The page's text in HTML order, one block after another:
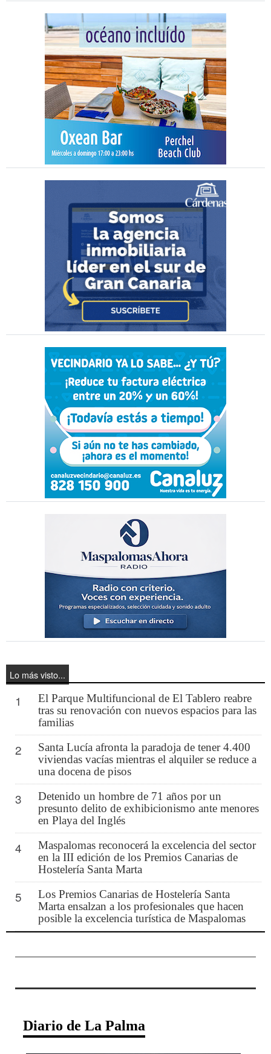
Lo más visto...
1
El Parque Multifuncional de El Tablero reabre
tras su renovación con nuevos espacios para las
familias
2
Santa Lucía afronta la paradoja de tener 4.400
viviendas vacías mientras el alquiler se reduce a
una docena de pisos
3
Detenido un hombre de 71 años por un
presunto delito de exhibicionismo ante menores
en Playa del Inglés
4
Maspalomas reconocerá la excelencia del sector
en la III edición de los Premios Canarias de
Hostelería Santa Marta
5
Los Premios Canarias de Hostelería Santa
Marta ensalzan a los profesionales que hacen
posible la excelencia turística de Maspalomas
Diario de La Palma